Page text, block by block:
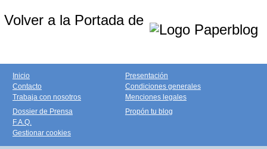
Volver a la Portada de
Inicio
Contacto
Trabaja con nosotros
Presentación
Condiciones generales
Menciones legales
Dossier de Prensa
F.A.Q.
Gestionar cookies
Propón tu blog